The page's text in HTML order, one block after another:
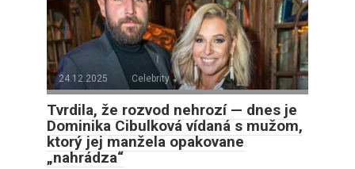
24.12.2025 Celebrity
Tvrdila, že rozvod nehrozí — dnes je
Dominika Cibulková vídaná s mužom,
ktorý jej manžela opakovane
„nahrádza“